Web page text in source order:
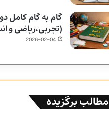
گام به گام کامل
(تجربی،ریاضی و
2026-02-04
مطالب برگزیده